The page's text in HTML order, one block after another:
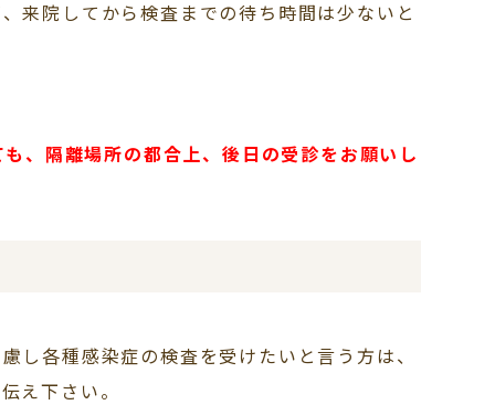
来院してから検査までの待ち時間は少ないと
、隔離場所の都合上、後日の受診をお願いし
し各種感染症の検査を受けたいと言う方は、
え下さい。